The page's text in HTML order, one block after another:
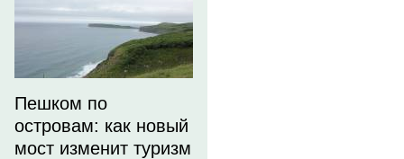
Пешком по
островам: как новый
мост изменит туризм